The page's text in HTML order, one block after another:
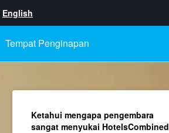
English
Tempat Penginapan
Ketahui mengapa pengembara
sangat menyukai HotelsCombined